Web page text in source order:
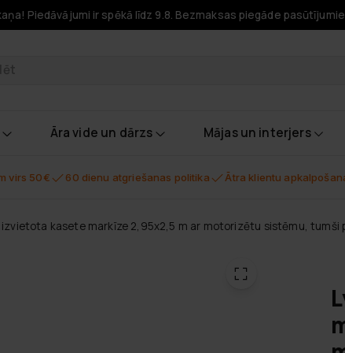
Piedāvājumi ir spēkā līdz 9.8. Bezmaksas piegāde
Āra vide un dārzs Mājas un interjers
virs 50€ 60 dienu atgriešanas politika Ātra klientu
izvietota kasete markīze 2,95x2,5 m ar motorizētu sistēmu, tumši